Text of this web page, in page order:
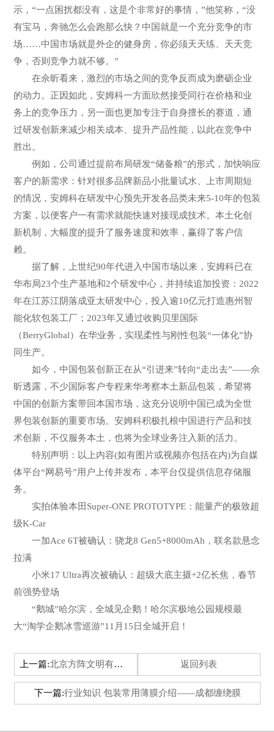
示，“一点困扰都没有，这是个非常好的事情，”他笑称，“没
有宝马，奔驰怎么会跑那么快？中国就是一个充分竞争的市
场……中国市场就是外企的健身房，你必须天天练、天天竞
争，否则竞争力就不够。”
在佘昕看来，激烈的市场之间的竞争反而成为磨砺企业
的动力。正因如此，安姆科一方面欣然接受同行在价格和业
务上的竞争压力，另一面也更加专注于自身擅长的赛道，通
过研发创新来减少相关成本、提升产品性能，以此在竞争中
胜出。
例如，公司通过提前布局研发“储备粮”的形式，加快响应
客户的新需求：针对很多品牌新品小批量试水、上市周期短
的情况，安姆科在研发中心预先开发各品类未来5-10年的包装
方案，以便客户一有需求就能快速对接现成技术。本土化创
新机制，大幅度的提升了服务速度和效率，赢得了客户信
赖。
据了解，上世纪90年代进入中国市场以来，安姆科已在
华布局23个生产基地和2个研发中心，并持续追加投资：2022
年在江苏江阴落成亚太研发中心，投入逾10亿元打造惠州智
能化软包装工厂；2023年又通过收购贝里国际
（BerryGlobal）在华业务，实现柔性与刚性包装“一体化”协
同生产。
如今，中国包装创新正在从“引进来”转向“走出去”——佘
昕透露，不少国际客户专程来华考察本土新品包装，希望将
中国的创新方案带回本国市场，这充分说明中国已成为全世
界包装创新的重要市场。安姆科积极扎根中国进行产品和技
术创新，不仅服务本土，也将为全球业务注入新的活力。
特别声明：以上内容(如有图片或视频亦包括在内)为自媒
体平台“网易号”用户上传并发布，本平台仅提供信息存储服
务。
实拍体验本田Super-ONE PROTOTYPE：能量产的极致超
级K-Car
一加Ace 6T被确认：骁龙8 Gen5+8000mAh，联名款悬念
拉满
小米17 Ultra再次被确认：超级大底主摄+2亿长焦，春节
前强势登场
“鹅城”哈尔滨，全城见企鹅！哈尔滨极地公园规模最
大“淘学企鹅冰雪巡游”11月15日全城开启！
上一篇:北京方阵文明有限公司的个人主页 返回列表
下一篇:行业知识 包装常用薄膜介绍——成都缠绕膜